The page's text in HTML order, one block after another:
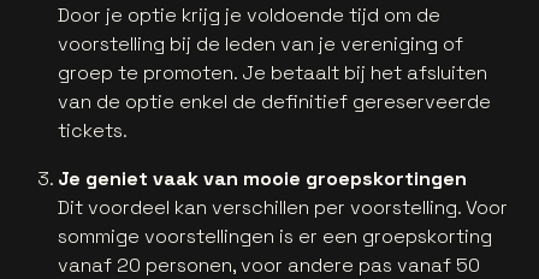
Door je optie krijg je voldoende tijd om de
voorstelling bij de leden van je vereniging of
groep te promoten. Je betaalt bij het afsluiten
van de optie enkel de definitief gereserveerde
tickets.
Je geniet vaak van mooie groepskortingen
Dit voordeel kan verschillen per voorstelling. Voor
sommige voorstellingen is er een groepskorting
vanaf 20 personen, voor andere pas vanaf 50